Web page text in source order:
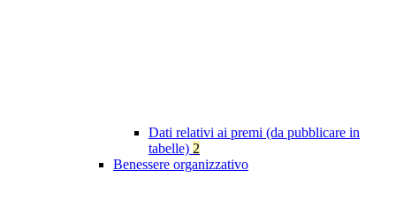
Dati relativi ai premi (da pubblicare in
tabelle) 2
Benessere organizzativo